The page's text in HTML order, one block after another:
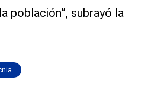
población”, subrayó la